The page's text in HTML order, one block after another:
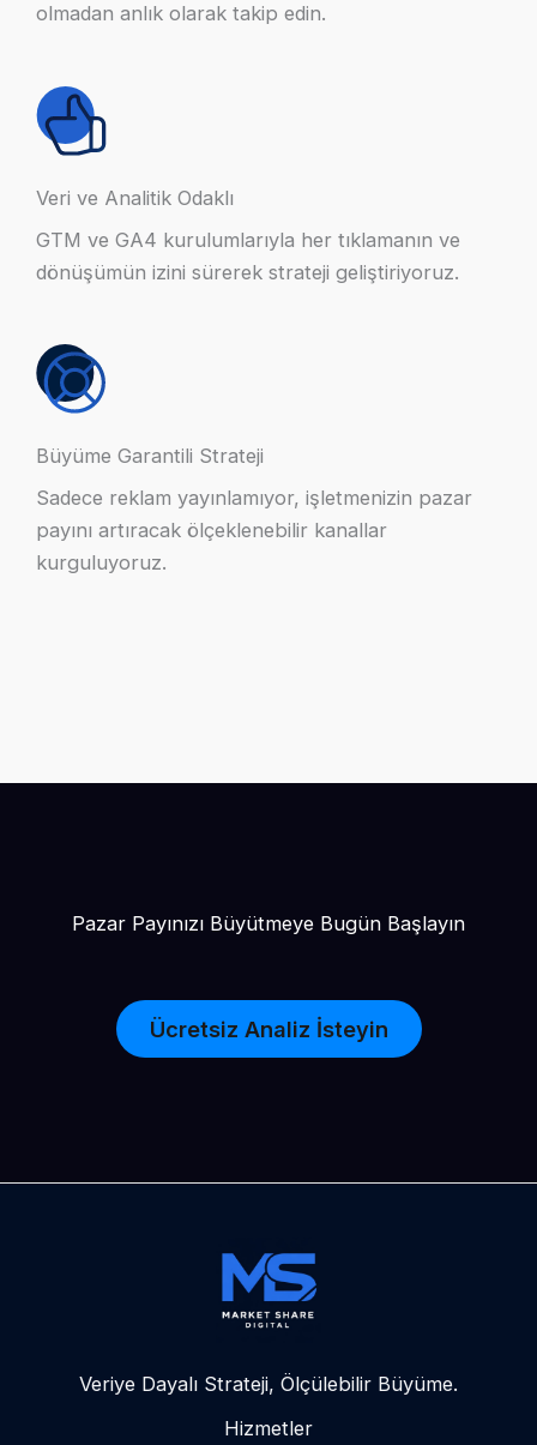
olmadan anlık olarak takip edin.
Veri ve Analitik Odaklı
GTM ve GA4 kurulumlarıyla her tıklamanın ve
dönüşümün izini sürerek strateji geliştiriyoruz.
Büyüme Garantili Strateji
Sadece reklam yayınlamıyor, işletmenizin pazar
payını artıracak ölçeklenebilir kanallar
kurguluyoruz.
Pazar Payınızı Büyütmeye Bugün Başlayın
Ücretsiz Analiz İsteyin
Veriye Dayalı Strateji, Ölçülebilir Büyüme.
Hizmetler